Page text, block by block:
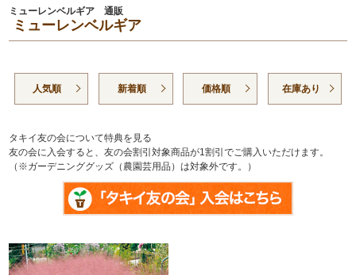
ミューレンベルギア 通販
ミューレンベルギア
人気順 新着順 価格順 在庫あり
タキイ友の会について特典を見る
友の会に入会すると、友の会割引対象商品が1割引でご購入いただけます。
（※ガーデニンググッズ（農園芸用品）は対象外です。）